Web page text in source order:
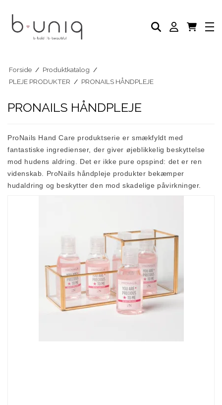
PLEJE PRODUKTER
AKADEMI
PROFESSIONELLE PRODUKTER
BLOG
Forside / Produktkatalog /
PLEJE PRODUKTER / PRONAILS HÅNDPLEJE
PRONAILS HÅNDPLEJE
ProNails Hand Care produktserie er smækfyldt med
fantastiske ingredienser, der giver øjeblikkelig beskyttelse
mod hudens aldring. Det er ikke pure opspind: det er ren
videnskab. ProNails håndpleje produkter bekæmper
hudaldring og beskytter den mod skadelige påvirkninger.